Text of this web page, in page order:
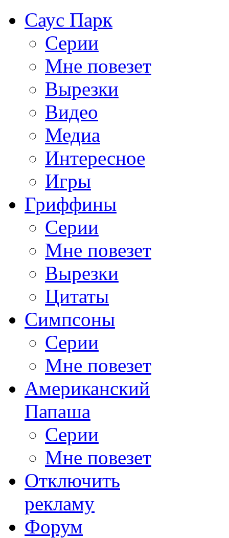
Саус Парк
Серии
Мне повезет
Вырезки
Видео
Медиа
Интересное
Игры
Гриффины
Серии
Мне повезет
Вырезки
Цитаты
Симпсоны
Серии
Мне повезет
Американский
Папаша
Серии
Мне повезет
Отключить
рекламу
Форум